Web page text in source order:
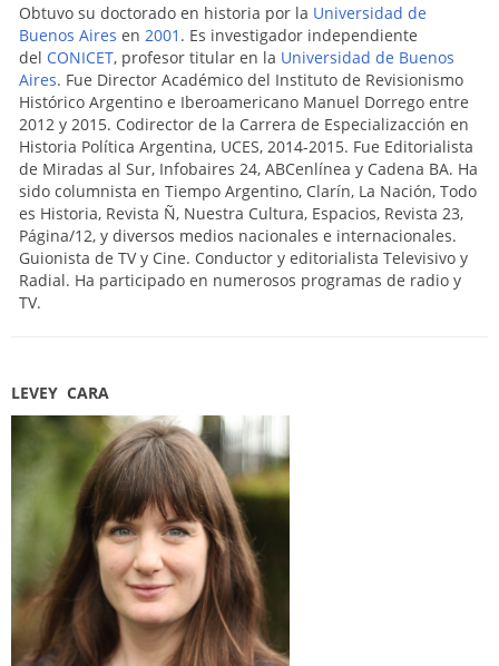
Obtuvo su doctorado en historia por la Universidad de
Buenos Aires en 2001 . Es investigador independiente
del CONICET, profesor titular en la Universidad de Buenos
Aires. Fue Director Académico del Instituto de Revisionismo
Histórico Argentino e Iberoamericano Manuel Dorrego entre
2012 y 2015. Codirector de la Carrera de Especializacción en
Historia Política Argentina, UCES, 2014-2015. Fue Editorialista
de Miradas al Sur, Infobaires 24, ABCenlínea y Cadena BA. Ha
sido columnista en Tiempo Argentino, Clarín, La Nación, Todo
es Historia, Revista Ñ, Nuestra Cultura, Espacios, Revista 23,
Página/12, y diversos medios nacionales e internacionales.
Guionista de TV y Cine. Conductor y editorialista Televisivo y
Radial. Ha participado en numerosos programas de radio y
TV.
LEVEY CARA